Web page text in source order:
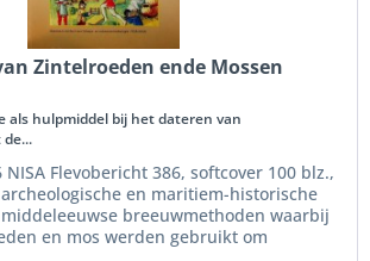
Zintelroeden ende Mossen
als hulpmiddel bij het dateren van
Flevobericht 386, softcover 100 blz.,
en maritiem-historische
breeuwmethoden waarbij
en mos werden gebruikt om